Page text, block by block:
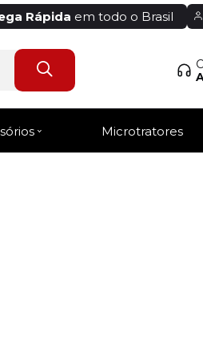
Rápida em todo o Brasil
Microtratores